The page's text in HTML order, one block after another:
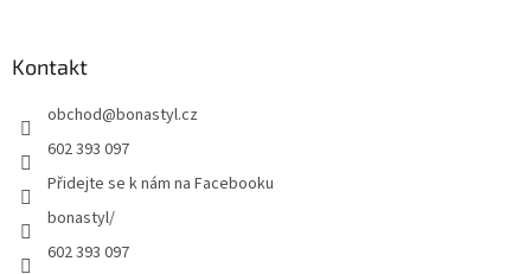
Kontakt
obchod@bonastyl.cz
602 393 097
Přidejte se k nám na Facebooku
bonastyl/
602 393 097